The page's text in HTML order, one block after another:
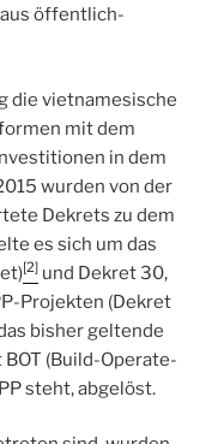
aus öffentlich-
die vietnamesische
mit dem
in dem
wurden von der
Dekrets zu dem
es sich um das
[2] und Dekret 30,
Projekten (Dekret
bisher geltende
(Build-Operate-
steht, abgelöst.